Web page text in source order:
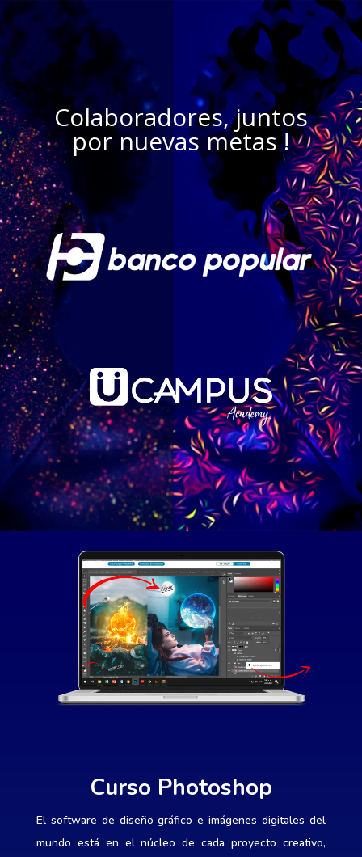
Colaboradores, juntos
por nuevas metas !
Curso Photoshop
El software de diseño gráfico e imágenes digitales del
mundo está en el núcleo de cada proyecto creativo,